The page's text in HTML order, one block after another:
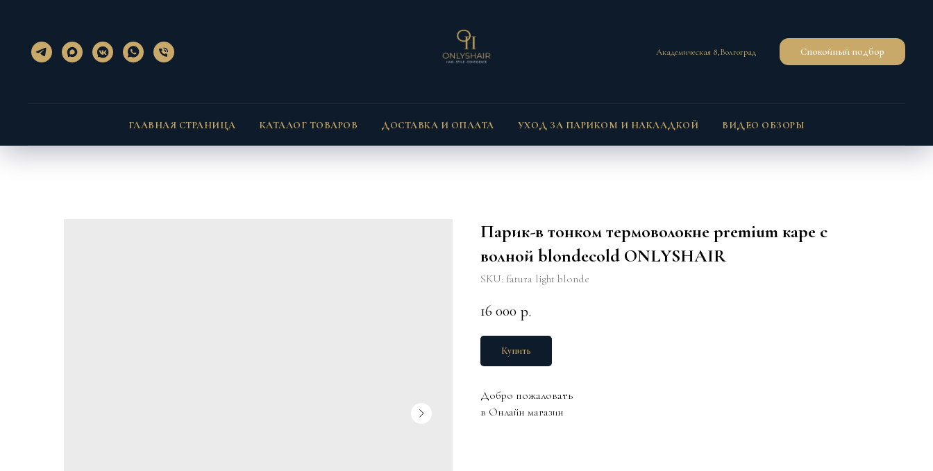
Академическая 8,Волгоград Спокойный подбор
ГЛАВНАЯ СТРАНИЦА КАТАЛОГ ТОВАРОВ ДОСТАВКА И ОПЛАТА УХОД ЗА ПАРИКОМ И НАКЛАДКОЙ ВИДЕО ОБЗОРЫ
Парик-в тонком термоволокне premium каре с
волной blondecold ONLYSHAIR
SKU: fatura light blonde
16 000 р.
Купить
Добро пожаловать
в Онлайн магазин